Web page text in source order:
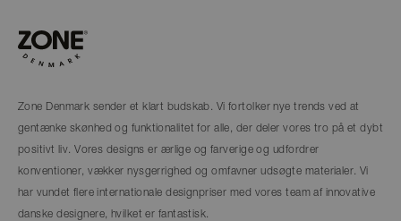
Zone Denmark sender et klart budskab. Vi fortolker nye trends ved at
gentænke skønhed og funktionalitet for alle, der deler vores tro på et dybt
positivt liv. Vores designs er ærlige og farverige og udfordrer
konventioner, vækker nysgerrighed og omfavner udsøgte materialer. Vi
har vundet flere internationale designpriser med vores team af innovative
danske designere, hvilket er fantastisk.